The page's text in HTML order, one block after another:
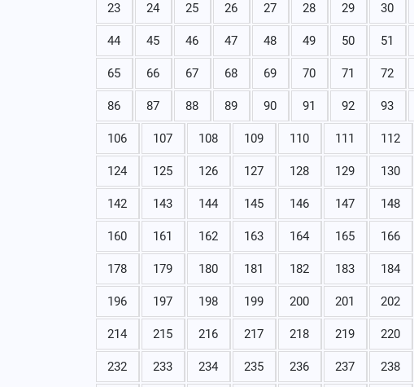
23 24 25 26 27 28 29 30
44 45 46 47 48 49 50 51
65 66 67 68 69 70 71 72
86 87 88 89 90 91 92 93
106 107 108 109 110 111 112
124 125 126 127 128 129 130
142 143 144 145 146 147 148
160 161 162 163 164 165 166
178 179 180 181 182 183 184
196 197 198 199 200 201 202
214 215 216 217 218 219 220
232 233 234 235 236 237 238